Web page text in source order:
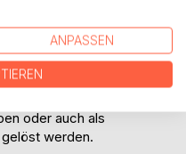
und ersetzt keinen
Übungsbuch
und spielerischen
oder auch als
werden.
ANPASSEN